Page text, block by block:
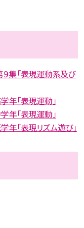
集「表現運動系及び
年「表現運動」
年「表現運動」
「表現リズム遊び」